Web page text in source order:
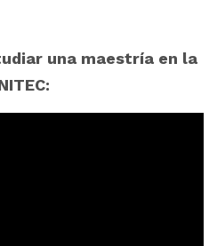
una maestría en la